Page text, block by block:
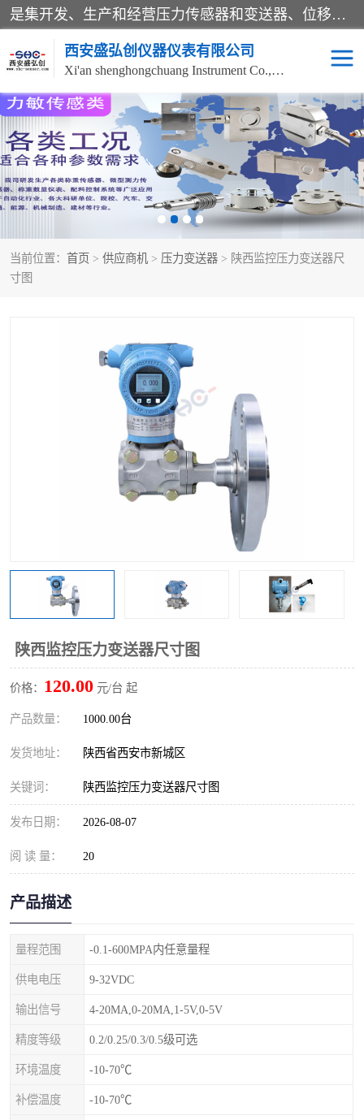
是集开发、生产和经营压力传感器和变送器、位移传感器和变送器、流量传感器和变送器、称重传感器和变送器、测力传感器和变送器、温湿度传感器和变送器、扭矩传感器、智能数显控制仪表等产品的化高新技术企业。
西安盛弘创仪器仪表有限公司
Xi'an shenghongchuang Instrument Co., Ltd
当前位置： 首页 > 供应商机 > 压力变送器 > 陕西监控压力变送器尺
寸图
陕西监控压力变送器尺寸图
价格： 120.00 元/台 起
产品数量： 1000.00台
发货地址： 陕西省西安市新城区
关键词： 陕西监控压力变送器尺寸图
发布日期： 2026-08-07
阅 读 量： 20
产品描述
量程范围 -0.1-600MPA内任意量程
供电电压 9-32VDC
输出信号 4-20MA,0-20MA,1-5V,0-5V
精度等级 0.2/0.25/0.3/0.5级可选
环境温度 -10-70℃
补偿温度 -10-70℃
称重传感器 超声波流量计
压力变送器 通用型压力变送器
流量计
位移传感器 差压变送器